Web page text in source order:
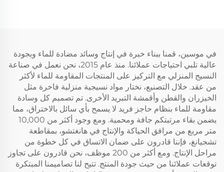
في موسين، قمنا ببناء خبرة في إنتاج وسائد مضادة للماء وبجودة
عالية تلبي احتياجات عملائنا. منذ عام 2015، نحن نعمل في صناعة
النسيج المنزلي مع التركيز على المنتجات المقاومة للماء لأكثر
من عقد. خلال التصنيع، نختار مواد نسيجية منزلية فاخرة مثل
الخيزران والقطن وأقمشة التبريد الأخرى. تم تصميم كل وسادة
مقاومة للماء بنظام حاجز فريد لا يسمح بأي سائل بالاختراق، مما
يضمن بقاء مرتبتكم جافة ومحمية. ومع وجود أكثر من 10,000
متر مربع من مرافق الحياكة والإنتاج في هانغتشو، بمقاطعة
تشجيانغ، فإننا قادرون على ضمان الاتساق في كل خطوة من
مراحل الإنتاج. ومع أكثر من 200 موظف، نحن قادرون على تجاوز
توقعات عملائنا من حيث جودة المنتج. تتيح لنا تصاميمنا المبتكرة